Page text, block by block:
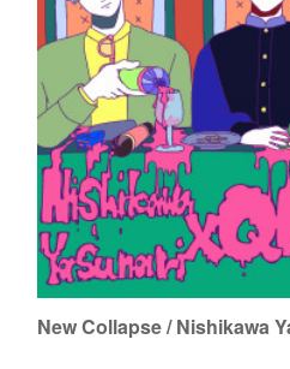
2026/03/28 69★TRIBE 211
69★TRIBE 2112026/03/28 at RED
＜69★BANDS＞YOU-DIE!!! & ザ・リ
FLOWERS /&nbs...
New Collapse / Nishikawa